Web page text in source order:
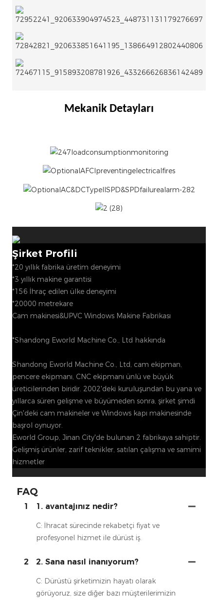
Mekanik Detayları
Şirket Profili
*20 yıllık fabrika üretim deneyimi
*3 yıllık makine garantisi
*156 İhraç edilen ülke deneyimi
*20000 metrekare
Cam makinesi&UPVC Windows Makine Fabrikası
*Shandong Eworld Machine Co., Ltd hakkında
Shandong Eworld Machine Co., Ltd, cam ekipman,
pencere ekipmanı, CNC ekipmanı ünlü ve büyük
üreticilerinden biridir. 2002'deki kuruluşundan bu yana ve
yıllarca süren gelişme ve büyümeden sonra, şirket şimdi
Çin'deki cam makineler ve Windows kapı makinesinde
başrol oynuyor.
Eworld Group, Jinan City'de bulunan 2 fabrikaya sahiptir.
Gelişmiş ürünler, zarif teknikler, satılan çalışma ve samimi
hizmetler
FAQ
1 1. avantajınız nedir?
C: İhracat sürecinde rekabetçi fiyat ve
profesyonel hizmet ile dürüst iş.
2 2. Sana nasıl inanıyorum?
C: Dürüstü şirketimizin hayatı olarak
görüyoruz, size diğer bazı müşterilerimizin